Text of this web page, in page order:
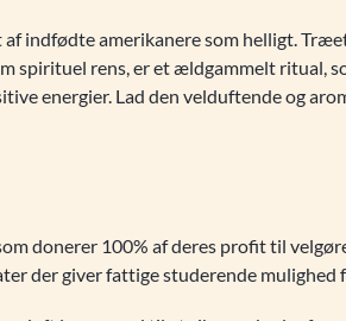
indfødte amerikanere som helligt.
spirituel rens, er et ældgammelt ritual,
energier. Lad den velduftende og
donerer 100% af deres profit til
der giver fattige studerende mulighed